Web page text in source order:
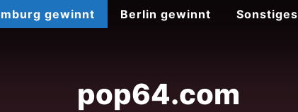
gewinnt Berlin gewinnt Sonstiges
pop64.com